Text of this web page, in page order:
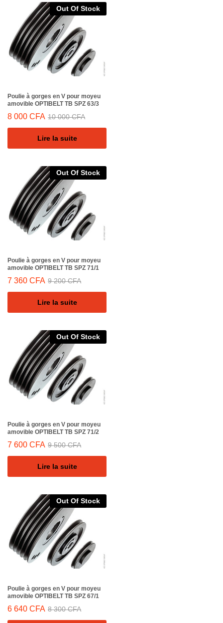
Out Of Stock
Poulie à gorges en V pour moyeu
amovible OPTIBELT TB SPZ 63/3
8 000 CFA 10 000CFA
Lire la suite
Out Of Stock
Poulie à gorges en V pour moyeu
amovible OPTIBELT TB SPZ 71/1
7 360 CFA 9 200CFA
Lire la suite
Out Of Stock
Poulie à gorges en V pour moyeu
amovible OPTIBELT TB SPZ 71/2
7 600 CFA 9 500CFA
Lire la suite
Out Of Stock
Poulie à gorges en V pour moyeu
amovible OPTIBELT TB SPZ 67/1
6 640 CFA 8 300CFA